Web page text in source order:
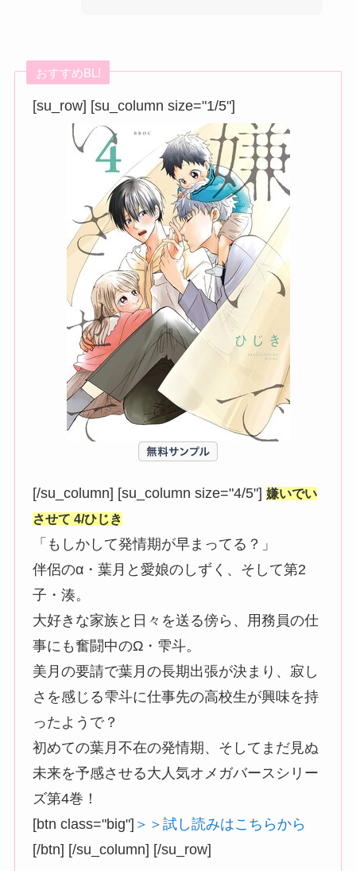
おすすめBL!
[su_row] [su_column size="1/5"]
[/su_column] [su_column size="4/5"]嫌いでい
させて 4/ひじき
「もしかして発情期が早まってる？」
伴侶のα・葉月と愛娘のしずく、そして第2
子・湊。
大好きな家族と日々を送る傍ら、用務員の仕
事にも奮闘中のΩ・雫斗。
美月の要請で葉月の長期出張が決まり、寂し
さを感じる雫斗に仕事先の高校生が興味を持
ったようで？
初めての葉月不在の発情期、そしてまだ見ぬ
未来を予感させる大人気オメガバースシリー
ズ第4巻！
[btn class="big"] ＞＞試し読みはこちらから
[/btn] [/su_column] [/su_row]